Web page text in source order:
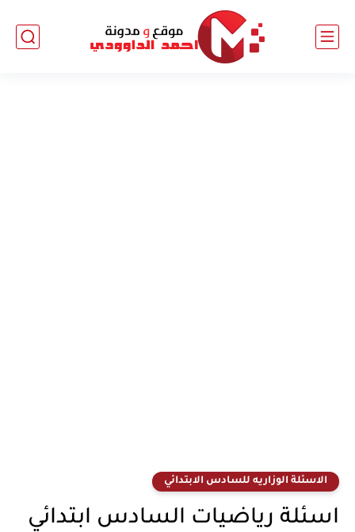
الاسئلة الوزاريه للسادس الابتدائي
اسئلة رياضيات السادس ابتدائي